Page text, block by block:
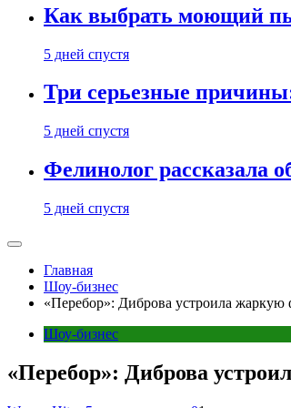
Как выбрать моющий
5 дней спустя
Три серьезные
5 дней спустя
Фелинолог рассказала
5 дней спустя
Главная
Шоу-бизнес
«Перебор»: Диброва устроила жаркую
Шоу-бизнес
«Перебор»: Диброва